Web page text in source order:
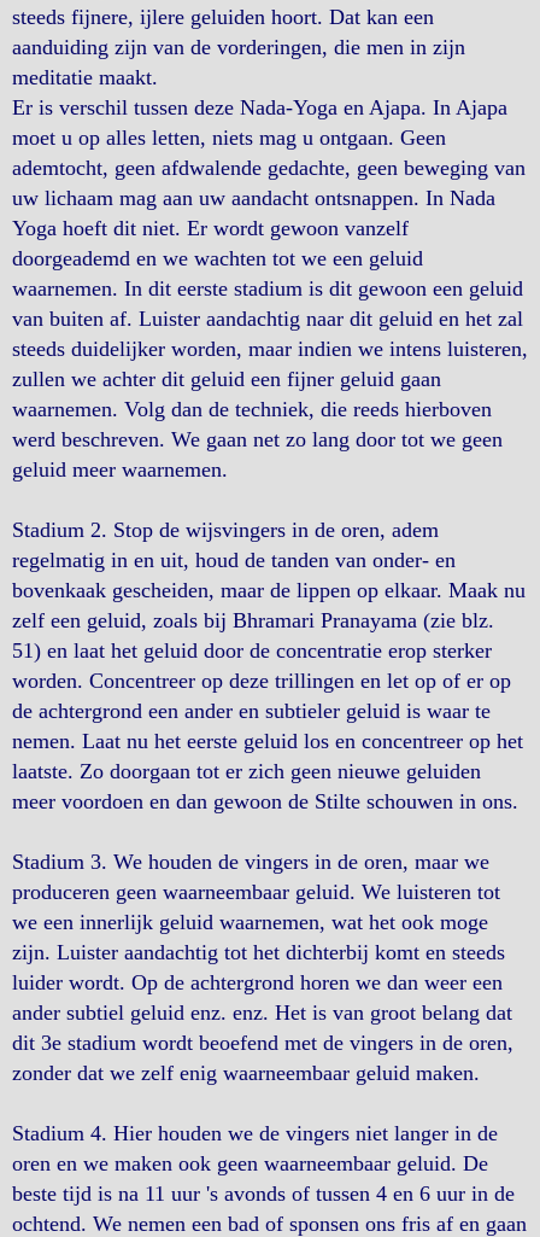
steeds fijnere, ijlere geluiden hoort. Dat kan een
aanduiding zijn van de vorderingen, die men in zijn
meditatie maakt.
Er is verschil tussen deze Nada-Yoga en Ajapa. In Ajapa
moet u op alles letten, niets mag u ontgaan. Geen
ademtocht, geen afdwalende gedachte, geen beweging van
uw lichaam mag aan uw aandacht ontsnappen. In Nada
Yoga hoeft dit niet. Er wordt gewoon vanzelf
doorgeademd en we wachten tot we een geluid
waarnemen. In dit eerste stadium is dit gewoon een geluid
van buiten af. Luister aandachtig naar dit geluid en het zal
steeds duidelijker worden, maar indien we intens luisteren,
zullen we achter dit geluid een fijner geluid gaan
waarnemen. Volg dan de techniek, die reeds hierboven
werd beschreven. We gaan net zo lang door tot we geen
geluid meer waarnemen.
Stadium 2. Stop de wijsvingers in de oren, adem
regelmatig in en uit, houd de tanden van onder- en
bovenkaak gescheiden, maar de lippen op elkaar. Maak nu
zelf een geluid, zoals bij Bhramari Pranayama (zie blz.
51) en laat het geluid door de concentratie erop sterker
worden. Concentreer op deze trillingen en let op of er op
de achtergrond een ander en subtieler geluid is waar te
nemen. Laat nu het eerste geluid los en concentreer op het
laatste. Zo doorgaan tot er zich geen nieuwe geluiden
meer voordoen en dan gewoon de Stilte schouwen in ons.
Stadium 3. We houden de vingers in de oren, maar we
produceren geen waarneembaar geluid. We luisteren tot
we een innerlijk geluid waarnemen, wat het ook moge
zijn. Luister aandachtig tot het dichterbij komt en steeds
luider wordt. Op de achtergrond horen we dan weer een
ander subtiel geluid enz. enz. Het is van groot belang dat
dit 3e stadium wordt beoefend met de vingers in de oren,
zonder dat we zelf enig waarneembaar geluid maken.
Stadium 4. Hier houden we de vingers niet langer in de
oren en we maken ook geen waarneembaar geluid. De
beste tijd is na 11 uur 's avonds of tussen 4 en 6 uur in de
ochtend. We nemen een bad of sponsen ons fris af en gaan